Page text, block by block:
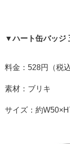
▼ハート缶バッジ
料金：528円（税込
素材：ブリキ
サイズ：約